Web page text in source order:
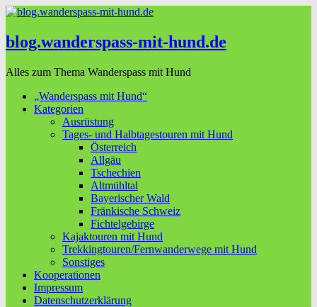
blog.wanderspass-mit-hund.de
Alles zum Thema Wanderspass mit Hund
„Wanderspass mit Hund“
Kategorien
Ausrüstung
Tages- und Halbtagestouren mit Hund
Österreich
Allgäu
Tschechien
Altmühltal
Bayerischer Wald
Fränkische Schweiz
Fichtelgebirge
Kajaktouren mit Hund
Trekkingtouren/Fernwanderwege mit Hund
Sonstiges
Kooperationen
Impressum
Datenschutzerklärung